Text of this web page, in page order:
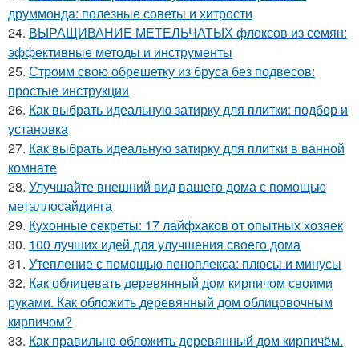
друммонда: полезные советы и хитрости
24. ВЫРАЩИВАНИЕ МЕТЕЛЬЧАТЫХ флоксов из семян:
эффективные методы и инструменты
25. Строим свою обрешетку из бруса без подвесов:
простые инструкции
26. Как выбрать идеальную затирку для плитки: подбор и
установка
27. Как выбрать идеальную затирку для плитки в ванной
комнате
28. Улучшайте внешний вид вашего дома с помощью
металлосайдинга
29. Кухонные секреты: 17 лайфхаков от опытных хозяек
30. 100 лучших идей для улучшения своего дома
31. Утепление с помощью пеноплекса: плюсы и минусы
32. Как облицевать деревянный дом кирпичом своими
руками. Как обложить деревянный дом облицовочным
кирпичом?
33. Как правильно обложить деревянный дом кирпичём.